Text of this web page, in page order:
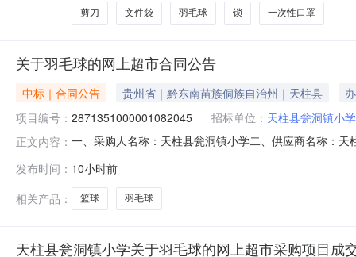
剪刀 文件袋 羽毛球 锁 一次性口罩
关于羽毛球的网上超市合同公告
中标｜合同公告 贵州省｜黔东南苗族侗族自治州｜天柱县
项目编号： 2871351000001082045 招标单位： 天柱县瓮洞镇小学
正文内容： 一、采购人名称：天柱县瓮洞镇小学二、供应商名称：
8.00665282川云健CYJ-061红兰白六号篮球川云健
发布时间： 10小时前
相关产品：
篮球 羽毛球
天柱县瓮洞镇小学关于羽毛球的网上超市采购项目成